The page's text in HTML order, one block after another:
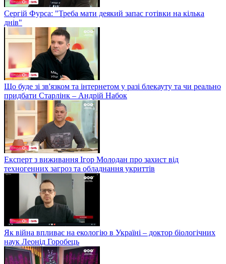
Сергій Фурса: "Треба мати деякий запас готівки на кілька
днів"
Що буде зі зв'язком та інтернетом у разі блекауту та чи реально
придбати Старлінк – Андрій Набок
Експерт з виживання Ігор Молодан про захист від
техногенних загроз та обладнання укриттів
Як війна впливає на екологію в Україні – доктор біологічних
наук Леонід Горобець